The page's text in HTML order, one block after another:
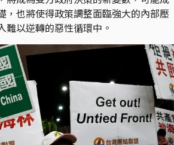
，也將使得政策調整面臨強大的內部壓
難以逆轉的惡性循環中。